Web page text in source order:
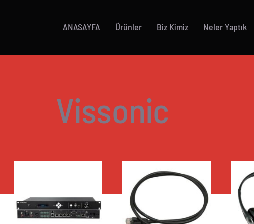
ANASAYFA Ürünler Biz Kimiz Neler Yaptık
Vissonic
AYRINTILAR